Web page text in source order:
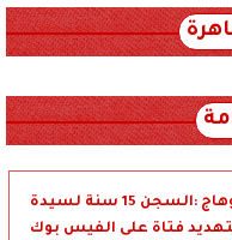
جنايات سوهاج :السجن 15 سنة لسيدة
فتاة على الفيس بوك